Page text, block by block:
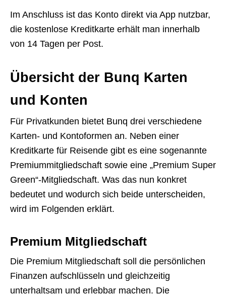
Im Anschluss ist das Konto direkt via App nutzbar,
die kostenlose Kreditkarte erhält man innerhalb
von 14 Tagen per Post.
Übersicht der Bunq Karten
und Konten
Für Privatkunden bietet Bunq drei verschiedene
Karten- und Kontoformen an. Neben einer
Kreditkarte für Reisende gibt es eine sogenannte
Premiummitgliedschaft sowie eine „Premium Super
Green“-Mitgliedschaft. Was das nun konkret
bedeutet und wodurch sich beide unterscheiden,
wird im Folgenden erklärt.
Premium Mitgliedschaft
Die Premium Mitgliedschaft soll die persönlichen
Finanzen aufschlüsseln und gleichzeitig
unterhaltsam und erlebbar machen. Die